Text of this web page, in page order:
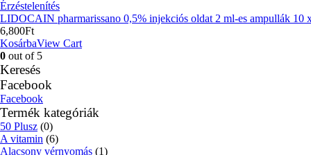
Érzéstelenítés
LIDOCAIN pharmarissano 0,5% injekciós oldat 2 ml-es ampullák 10
6,800Ft
KosárbaView Cart
0 out of 5
Keresés
Facebook
Facebook
Termék kategóriák
50 Plusz (0)
A vitamin (6)
Alacsony vérnyomás (1)